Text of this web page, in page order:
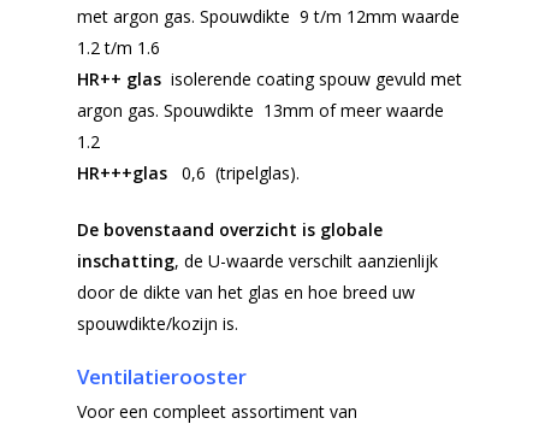
met argon gas. Spouwdikte 9 t/m 12mm waarde
1.2 t/m 1.6
HR++ glas isolerende coating spouw gevuld met
argon gas. Spouwdikte 13mm of meer waarde
1.2
HR+++glas 0,6 (tripelglas).
De bovenstaand overzicht is globale
inschatting, de U-waarde verschilt aanzienlijk
door de dikte van het glas en hoe breed uw
spouwdikte/kozijn is.
Ventilatierooster
Voor een compleet assortiment van